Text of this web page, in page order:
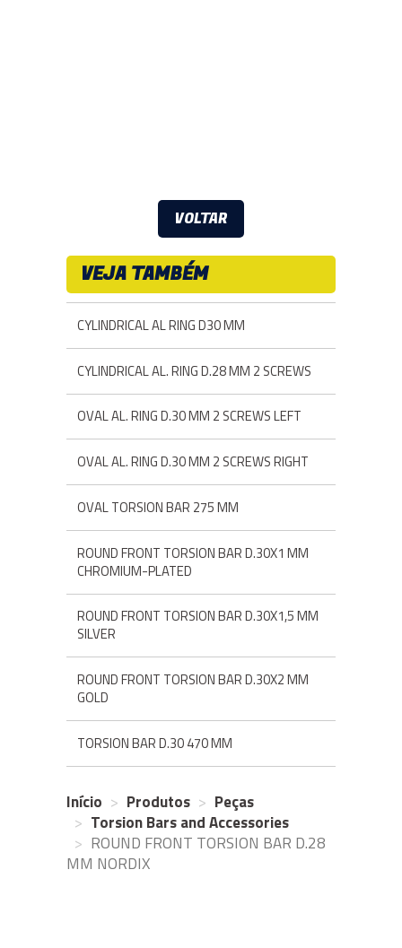
VOLTAR
VEJA TAMBÉM
CYLINDRICAL AL RING D30 MM
CYLINDRICAL AL. RING D.28 MM 2 SCREWS
OVAL AL. RING D.30 MM 2 SCREWS LEFT
OVAL AL. RING D.30 MM 2 SCREWS RIGHT
OVAL TORSION BAR 275 MM
ROUND FRONT TORSION BAR D.30X1 MM
CHROMIUM-PLATED
ROUND FRONT TORSION BAR D.30X1,5 MM
SILVER
ROUND FRONT TORSION BAR D.30X2 MM
GOLD
TORSION BAR D.30 470 MM
Início Produtos
Peças
Torsion Bars and Accessories
ROUND FRONT TORSION BAR D.28
MM NORDIX